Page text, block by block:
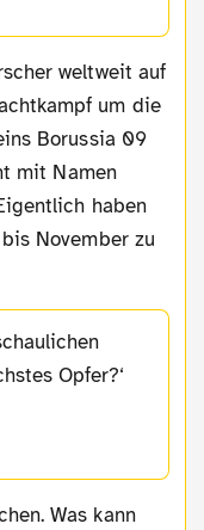
um die
Borussia 09
mit Namen
haben
November zu
Opfer?